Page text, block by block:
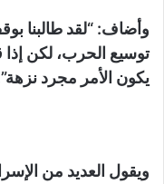
وأضاف: “لقد طالبنا
توسيع الحرب، لكن إذا
يكون الأمر مجرد
ويقول العديد من